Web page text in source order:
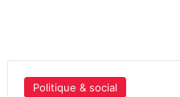
Politique & social